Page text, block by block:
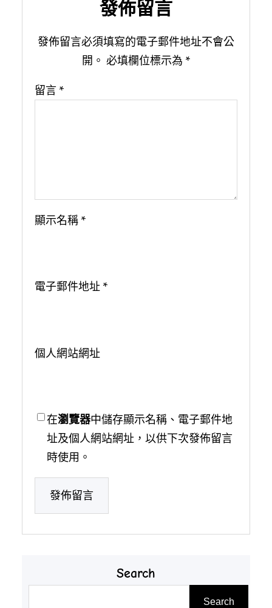
發佈留言
發佈留言必須填寫的電子郵件地址不會公
開。 必填欄位標示為 *
留言 *
顯示名稱 *
電子郵件地址 *
個人網站網址
在瀏覽器中儲存顯示名稱、電子郵件地
址及個人網站網址，以供下次發佈留言
時使用。
Search
Search